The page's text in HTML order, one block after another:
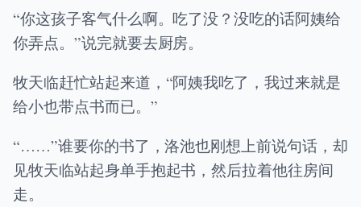
“你这孩子客气什么啊。吃了没？没吃的话阿姨给
你弄点。”说完就要去厨房。
牧天临赶忙站起来道，“阿姨我吃了，我过来就是
给小也带点书而已。”
“……”谁要你的书了，洛池也刚想上前说句话，却
见牧天临站起身单手抱起书，然后拉着他往房间
走。